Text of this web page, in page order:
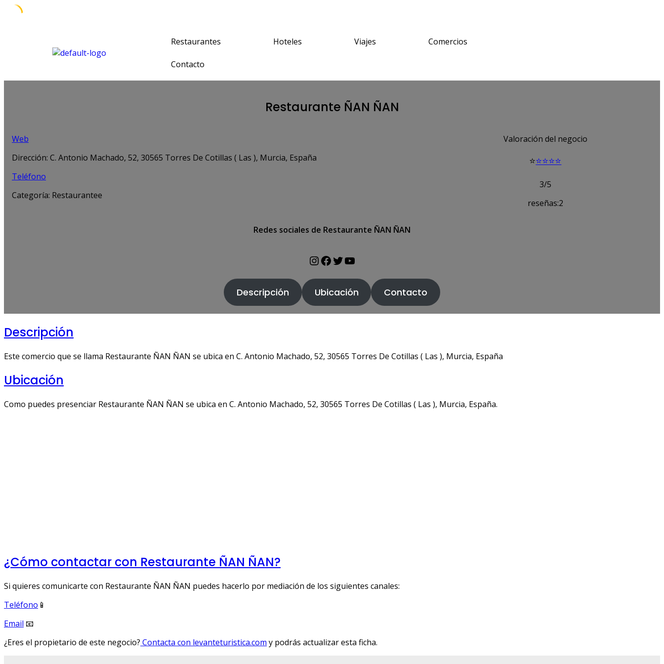
Restaurantes Hoteles Viajes Comercios
Contacto
Restaurante ÑAN ÑAN
Web
Dirección: C. Antonio Machado, 52, 30565 Torres De Cotillas ( Las ), Murcia, España
Teléfono
Categoría: Restaurantee
Valoración del negocio
⭐⭐⭐⭐⭐
3/5
reseñas:2
Redes sociales de Restaurante ÑAN ÑAN
Descripción Ubicación Contacto
Descripción
Este comercio que se llama Restaurante ÑAN ÑAN se ubica en C. Antonio Machado, 52, 30565 Torres De Cotillas ( Las ), Murcia, España
Ubicación
Como puedes presenciar Restaurante ÑAN ÑAN se ubica en C. Antonio Machado, 52, 30565 Torres De Cotillas ( Las ), Murcia, España.
¿Cómo contactar con Restaurante ÑAN ÑAN?
Si quieres comunicarte con Restaurante ÑAN ÑAN puedes hacerlo por mediación de los siguientes canales:
Teléfono 📱
Email 📧
¿Eres el propietario de este negocio? Contacta con levanteturistica.com y podrás actualizar esta ficha.